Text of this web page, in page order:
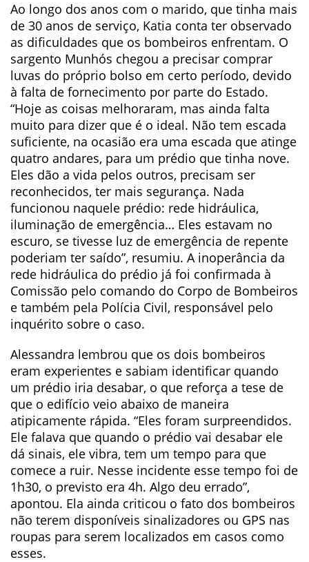
Ao longo dos anos com o marido, que tinha mais
de 30 anos de serviço, Katia conta ter observado
as dificuldades que os bombeiros enfrentam. O
sargento Munhós chegou a precisar comprar
luvas do próprio bolso em certo período, devido
à falta de fornecimento por parte do Estado.
“Hoje as coisas melhoraram, mas ainda falta
muito para dizer que é o ideal. Não tem escada
suficiente, na ocasião era uma escada que atinge
quatro andares, para um prédio que tinha nove.
Eles dão a vida pelos outros, precisam ser
reconhecidos, ter mais segurança. Nada
funcionou naquele prédio: rede hidráulica,
iluminação de emergência… Eles estavam no
escuro, se tivesse luz de emergência de repente
poderiam ter saído”, resumiu. A inoperância da
rede hidráulica do prédio já foi confirmada à
Comissão pelo comando do Corpo de Bombeiros
e também pela Polícia Civil, responsável pelo
inquérito sobre o caso.
Alessandra lembrou que os dois bombeiros
eram experientes e sabiam identificar quando
um prédio iria desabar, o que reforça a tese de
que o edifício veio abaixo de maneira
atipicamente rápida. “Eles foram surpreendidos.
Ele falava que quando o prédio vai desabar ele
dá sinais, ele vibra, tem um tempo para que
comece a ruir. Nesse incidente esse tempo foi de
1h30, o previsto era 4h. Algo deu errado”,
apontou. Ela ainda criticou o fato dos bombeiros
não terem disponíveis sinalizadores ou GPS nas
roupas para serem localizados em casos como
esses.